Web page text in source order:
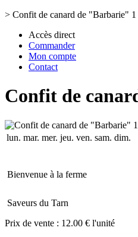
> Confit de canard de "Barbarie" 1
Accès direct
Commander
Mon compte
Contact
Confit de
lun. mar. mer. jeu. ven. sam. dim.
Bienvenue à la ferme
Saveurs du Tarn
Prix de vente : 12.00 € l'unité